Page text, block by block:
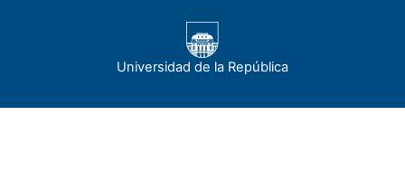
Universidad de la República